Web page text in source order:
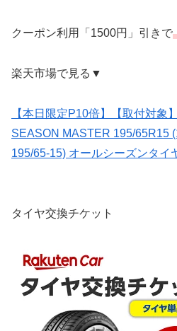
クーポン利用「1500円」引きで
楽天市場で見る▼
【本日限定P10倍】【取付対象
SEASON MASTER 195/65R15
195/65-15) オールシーズンタイ
タイヤ交換チケット